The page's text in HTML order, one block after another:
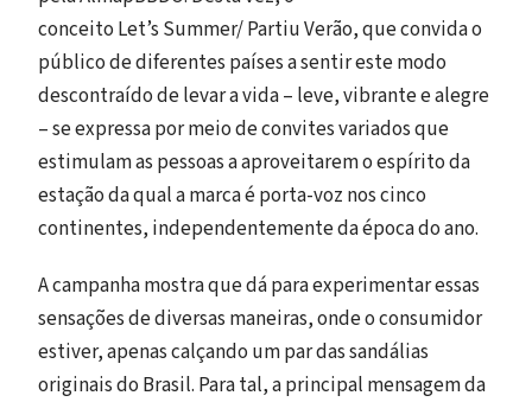
conceito Let’s Summer/ Partiu Verão, que convida o
público de diferentes países a sentir este modo
descontraído de levar a vida – leve, vibrante e alegre
– se expressa por meio de convites variados que
estimulam as pessoas a aproveitarem o espírito da
estação da qual a marca é porta-voz nos cinco
continentes, independentemente da época do ano.
A campanha mostra que dá para experimentar essas
sensações de diversas maneiras, onde o consumidor
estiver, apenas calçando um par das sandálias
originais do Brasil. Para tal, a principal mensagem da